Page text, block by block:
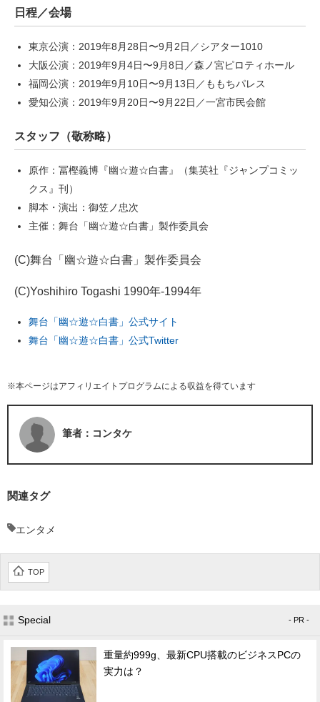
日程／会場
東京公演：2019年8月28日〜9月2日／シアター1010
大阪公演：2019年9月4日〜9月8日／森ノ宮ピロティホール
福岡公演：2019年9月10日〜9月13日／ももちパレス
愛知公演：2019年9月20日〜9月22日／一宮市民会館
スタッフ（敬称略）
原作：冨樫義博『幽☆遊☆白書』（集英社『ジャンプコミッ
クス』刊）
脚本・演出：御笠ノ忠次
主催：舞台「幽☆遊☆白書」製作委員会
(C)舞台「幽☆遊☆白書」製作委員会
(C)Yoshihiro Togashi 1990年-1994年
舞台「幽☆遊☆白書」公式サイト
舞台「幽☆遊☆白書」公式Twitter
※本ページはアフィリエイトプログラムによる収益を得ています
筆者：コンタケ
関連タグ
エンタメ
TOP
Special - PR -
重量約999g、最新CPU搭載のビジネスPCの
実力は？